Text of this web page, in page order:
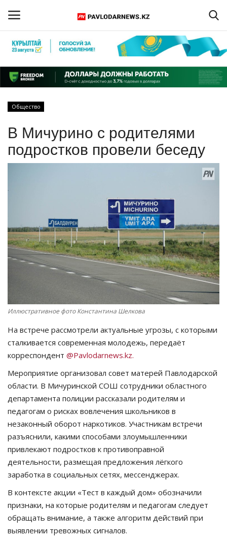
Регистрация
Главная
ПАВЛОДАРСКАЯ ОБЛАСТЬ
МИР
СПЕЦПРОЕКТЫ
СПОРТ
Язык
Общество
В Мичурино с родителями
подростков провели беседу
Иллюстративное фото Константина Шелкова
На встрече рассмотрели актуальные угрозы, с которыми
сталкивается современная молодежь, передаёт
корреспондент @Pavlodarnews.kz.
Мероприятие организовал совет матерей Павлодарской
области. В Мичуринской СОШ сотрудники областного
департамента полиции рассказали родителям и
педагогам о рисках вовлечения школьников в
незаконный оборот наркотиков. Участникам встречи
разъяснили, какими способами злоумышленники
привлекают подростков к противоправной
деятельности, размещая предложения лёгкого
заработка в социальных сетях, мессенджерах.
В контексте акции «Тест в каждый дом» обозначили
признаки, на которые родителям и педагогам следует
обращать внимание, а также алгоритм действий при
выявлении тревожных сигналов.